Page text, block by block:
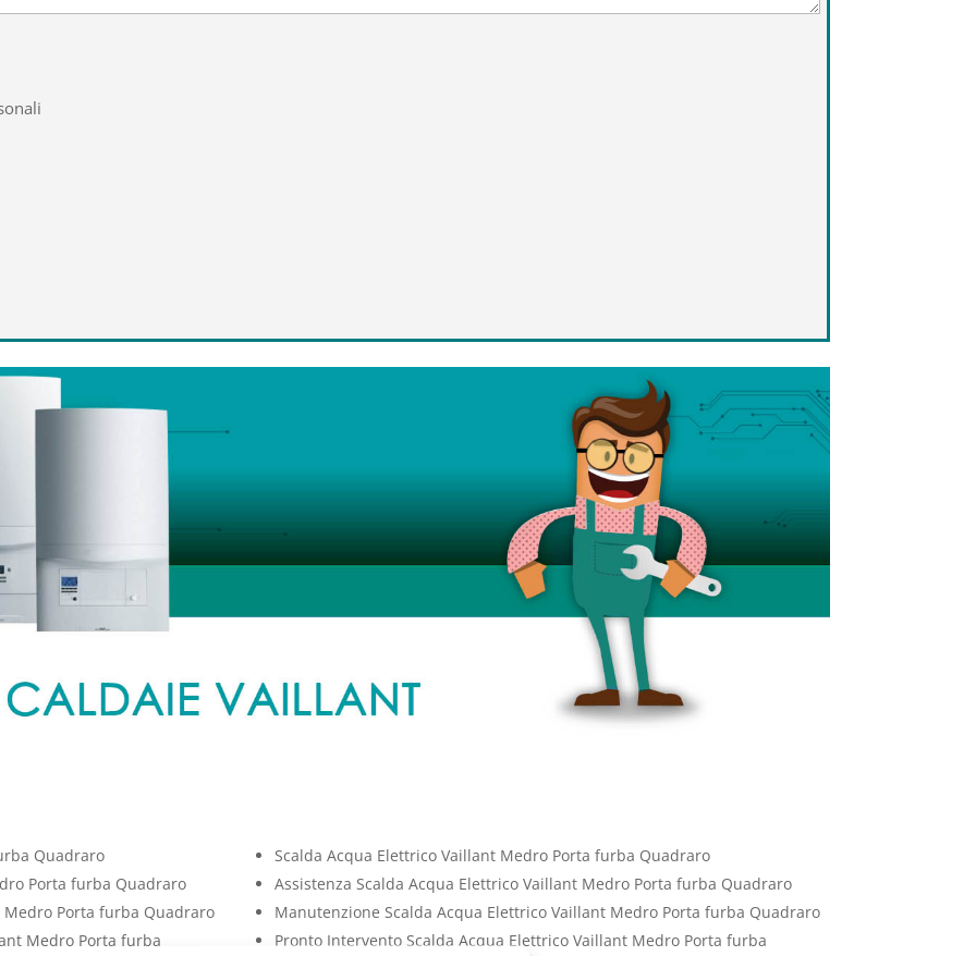
Quadraro
Porta furba Quadraro
Porta furba Quadraro
Medro Porta furba
Scalda Acqua Elettrico Vaillant Medro Porta furba Quadraro
Assistenza Scalda Acqua Elettrico Vaillant Medro Porta furba Quadraro
Manutenzione Scalda Acqua Elettrico Vaillant Medro Porta furba Quadraro
Pronto Intervento Scalda Acqua Elettrico Vaillant Medro Porta furba